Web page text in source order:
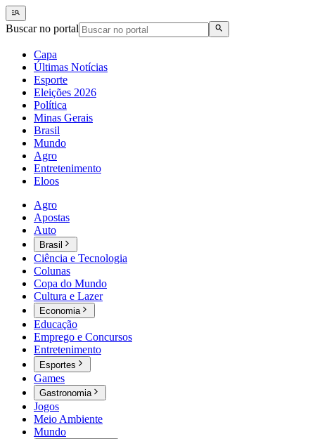
Buscar no portal
Capa
Últimas Notícias
Esporte
Eleições 2026
Política
Minas Gerais
Brasil
Mundo
Agro
Entretenimento
Eloos
Agro
Apostas
Auto
Brasil
Ciência e Tecnologia
Colunas
Copa do Mundo
Cultura e Lazer
Economia
Educação
Emprego e Concursos
Entretenimento
Esportes
Games
Gastronomia
Jogos
Meio Ambiente
Mundo